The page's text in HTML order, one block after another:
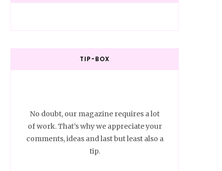
TIP-BOX
No doubt, our magazine requires a lot
of work. That’s why we appreciate your
comments, ideas and last but least also a
tip.